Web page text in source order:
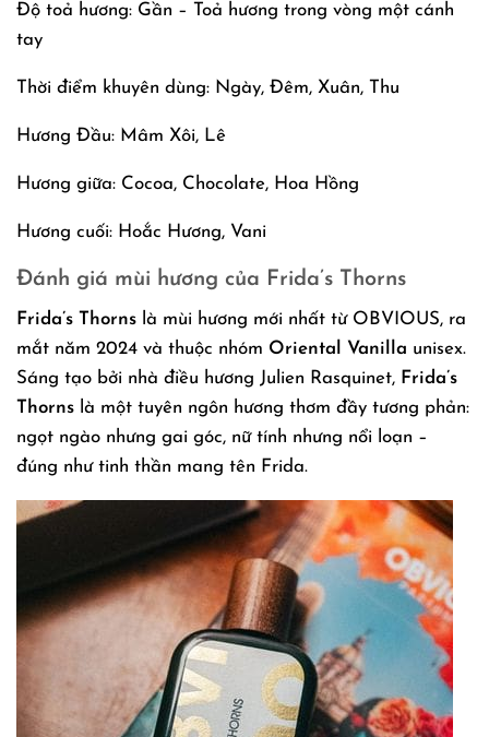
Độ toả hương: Gần – Toả hương trong vòng một cánh
tay
Thời điểm khuyên dùng: Ngày, Đêm, Xuân, Thu
Hương Đầu: Mâm Xôi, Lê
Hương giữa: Cocoa, Chocolate, Hoa Hồng
Hương cuối: Hoắc Hương, Vani
Đánh giá mùi hương của Frida’s Thorns
Frida’s Thorns là mùi hương mới nhất từ OBVIOUS, ra
mắt năm 2024 và thuộc nhóm Oriental Vanilla unisex.
Sáng tạo bởi nhà điều hương Julien Rasquinet, Frida’s
Thorns là một tuyên ngôn hương thơm đầy tương phản:
ngọt ngào nhưng gai góc, nữ tính nhưng nổi loạn –
đúng như tinh thần mang tên Frida.